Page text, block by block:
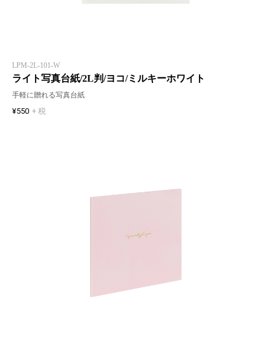
LPM-2L-101-W
ライト写真台紙/2L判/ヨコ/ミルキーホワイト
手軽に贈れる写真台紙
¥550 + 税